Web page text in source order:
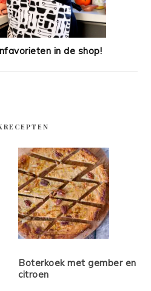
in de shop!
Boterkoek met gember en
citroen